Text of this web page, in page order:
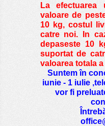
La efectuarea
valoare de
10 kg, costul
catre noi. In
depaseste 10
suportat de
valoarea totala
Suntem în
iunie - 1 iulie
vor fi